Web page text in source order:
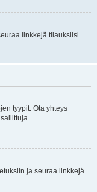
linkkejä tilauksiisi.
tyypit. Ota yhteys
ja seuraa linkkejä